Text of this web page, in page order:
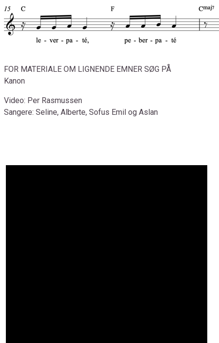
FOR MATERIALE OM LIGNENDE EMNER SØG PÅ
Kanon
Video: Per Rasmussen
Sangere: Seline, Alberte, Sofus Emil og Aslan